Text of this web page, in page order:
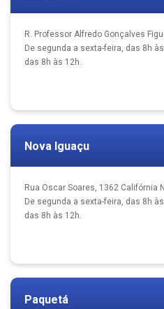
R. Professor Alfredo Gonçalves
De segunda a sexta-feira, das 8h
das 8h às 12h.
Nova Iguaçu
Rua Oscar Soares, 1362 Califórnia
De segunda a sexta-feira, das 8h
das 8h às 12h.
Paquetá